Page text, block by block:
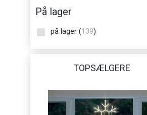
Silikomart (2)
På lager
på lager (139)
TOPSÆLGERE